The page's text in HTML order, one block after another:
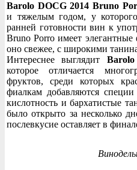
Barolo DOCG 2014 Bruno
и тяжелым годом, у
ранней готовности вин к
Bruno Porro имеет
оно свежее, с широкими
Интереснее выглядит
которое отличается
фруктов, среди которых
фиалкам добавляются
кислотность и бархатистые
было открыто за несколько
послевкусие оставляет в